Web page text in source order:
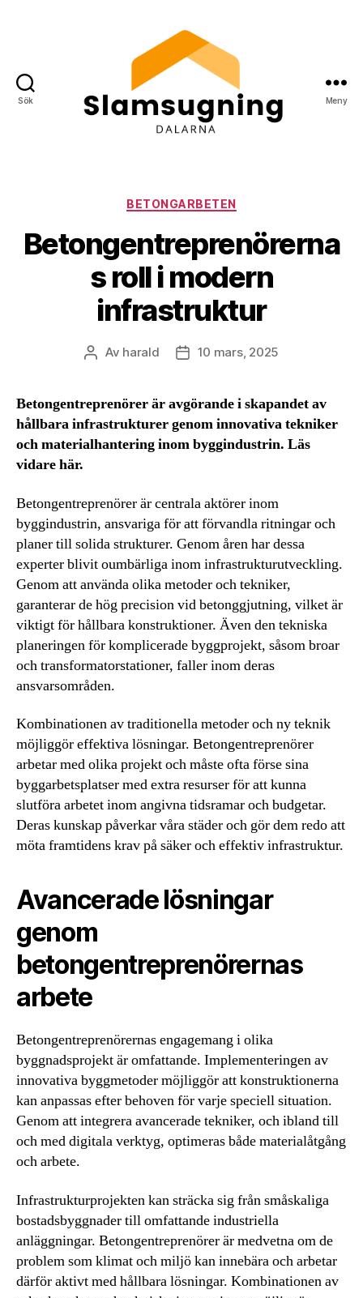
Sök Meny
Kategorier
BETONGARBETEN
Betongentreprenörerna
s roll i modern
infrastruktur
Inläggsförfattare
Av harald Inläggsdatum
10 mars, 2025
Betongentreprenörer är avgörande i skapandet av
hållbara infrastrukturer genom innovativa tekniker
och materialhantering inom byggindustrin. Läs
vidare här.
Betongentreprenörer är centrala aktörer inom
byggindustrin, ansvariga för att förvandla ritningar och
planer till solida strukturer. Genom åren har dessa
experter blivit oumbärliga inom infrastrukturutveckling.
Genom att använda olika metoder och tekniker,
garanterar de hög precision vid betonggjutning, vilket är
viktigt för hållbara konstruktioner. Även den tekniska
planeringen för komplicerade byggprojekt, såsom broar
och transformatorstationer, faller inom deras
ansvarsområden.
Kombinationen av traditionella metoder och ny teknik
möjliggör effektiva lösningar. Betongentreprenörer
arbetar med olika projekt och måste ofta förse sina
byggarbetsplatser med extra resurser för att kunna
slutföra arbetet inom angivna tidsramar och budgetar.
Deras kunskap påverkar våra städer och gör dem redo att
möta framtidens krav på säker och effektiv infrastruktur.
Avancerade lösningar
genom
betongentreprenörernas
arbete
Betongentreprenörernas engagemang i olika
byggnadsprojekt är omfattande. Implementeringen av
innovativa byggmetoder möjliggör att konstruktionerna
kan anpassas efter behoven för varje speciell situation.
Genom att integrera avancerade tekniker, och ibland till
och med digitala verktyg, optimeras både materialåtgång
och arbete.
Infrastrukturprojekten kan sträcka sig från småskaliga
bostadsbyggnader till omfattande industriella
anläggningar. Betongentreprenörer är medvetna om de
problem som klimat och miljö kan innebära och arbetar
därför aktivt med hållbara lösningar. Kombinationen av